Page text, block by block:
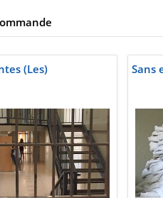
(Les) Sans